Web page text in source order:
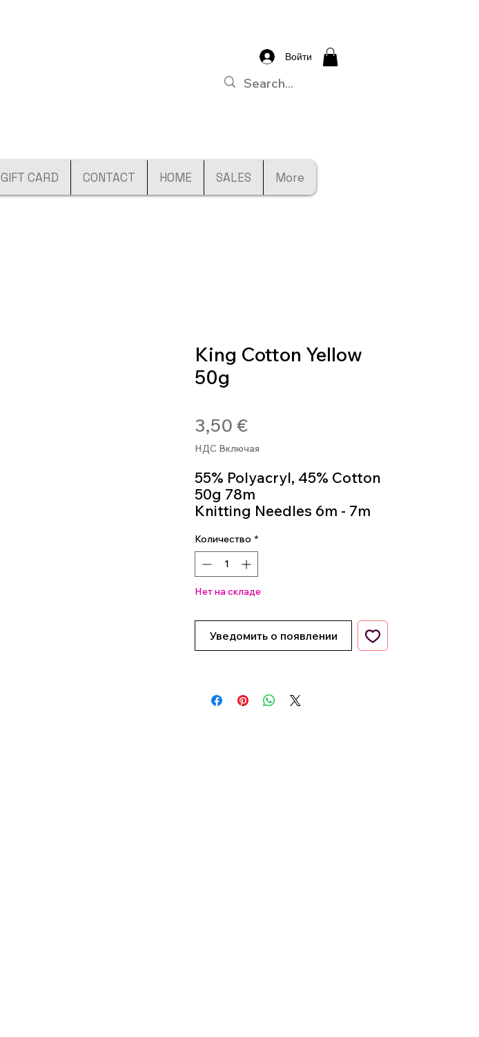
Войти
GIFT CARD CONTACT HOME SALES More
King Cotton Yellow
50g
3,50 €Цена
НДС Включая
55% Polyacryl, 45% Cotton
50g 78m
Knitting Needles 6m - 7m
Количество *
Нет на складе
Уведомить о появлении